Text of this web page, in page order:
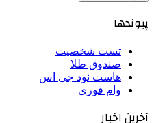
پیوندها
تست شخصیت
صندوق طلا
هاست نود جی اس
وام فوری
آخرین اخبار